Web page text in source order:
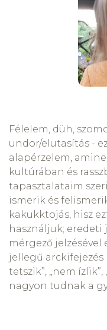
Félelem, düh,
undor/elutasítás -
alapérzelem,
kultúrában és
tapasztalataim
ismerik és
kakukktojás, hisz
használjuk; eredeti
mérgező jelzésével
jellegű arckifejezés
tetszik”, „nem
nagyon tudnak a